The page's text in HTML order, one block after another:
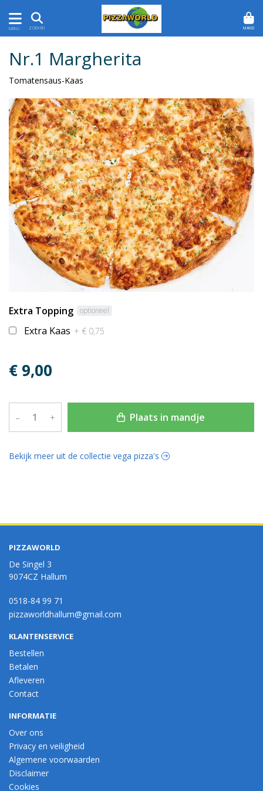
MENU ZOEKEN MAND
Nr.1 Margherita
Tomatensaus-Kaas
Extra Topping optioneel
Extra Kaas + € 0,75
€ 9,00
– + Plaats in mandje
Bekijk meer uit de collectie vega pizza's
PIZZAWORLD
De Singel 3
9074CZ Hallum
0518-84 99 71
pizzaworldhallum@gmail.com
KLANTENSERVICE
Bestellen
Betalen
Afleveren
Contact
INFORMATIE
Over ons
Privacy en veiligheid
Algemene voorwaarden
Disclaimer
Cookies